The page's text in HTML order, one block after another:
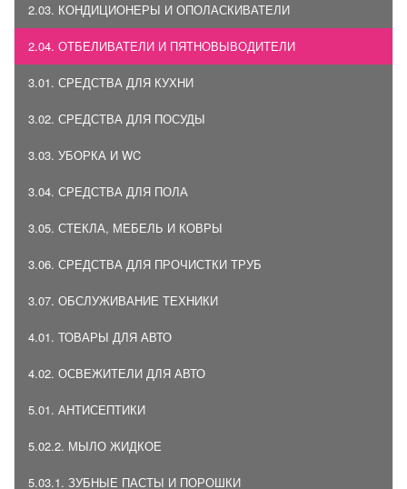
2.03. КОНДИЦИОНЕРЫ И ОПОЛАСКИВАТЕЛИ
2.04. ОТБЕЛИВАТЕЛИ И ПЯТНОВЫВОДИТЕЛИ
3.01. СРЕДСТВА ДЛЯ КУХНИ
3.02. СРЕДСТВА ДЛЯ ПОСУДЫ
3.03. УБОРКА И WC
3.04. СРЕДСТВА ДЛЯ ПОЛА
3.05. СТЕКЛА, МЕБЕЛЬ И КОВРЫ
3.06. СРЕДСТВА ДЛЯ ПРОЧИСТКИ ТРУБ
3.07. ОБСЛУЖИВАНИЕ ТЕХНИКИ
4.01. ТОВАРЫ ДЛЯ АВТО
4.02. ОСВЕЖИТЕЛИ ДЛЯ АВТО
5.01. АНТИСЕПТИКИ
5.02.2. МЫЛО ЖИДКОЕ
5.03.1. ЗУБНЫЕ ПАСТЫ И ПОРОШКИ